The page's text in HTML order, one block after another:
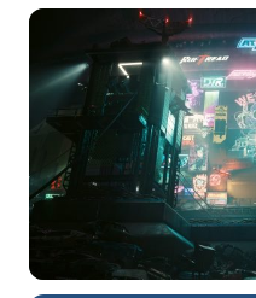
选择图片